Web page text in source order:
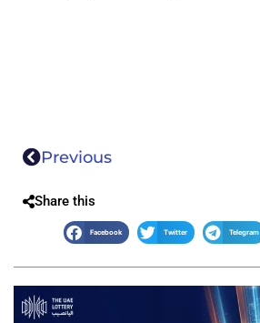
Previous
Share this
Facebook Twitter Telegram